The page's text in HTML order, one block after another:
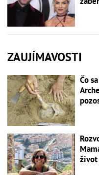
ZAUJÍMAVOSTI
Čo
život